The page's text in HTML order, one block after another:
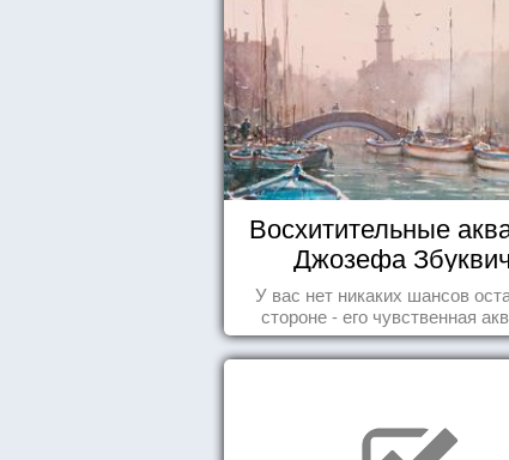
Восхитительные
Джозефа
У вас нет никаких шансов
стороне - его чувственная
покорила жителей всего